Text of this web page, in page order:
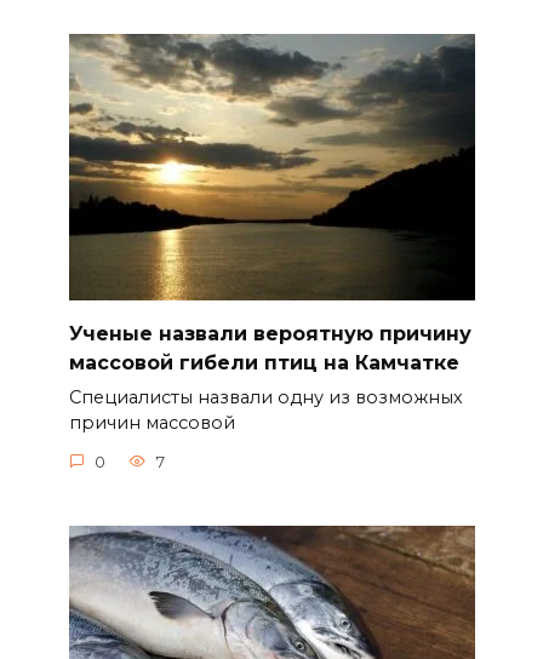
Ученые назвали вероятную причину
массовой гибели птиц на Камчатке
Специалисты назвали одну из возможных
причин массовой
0 7